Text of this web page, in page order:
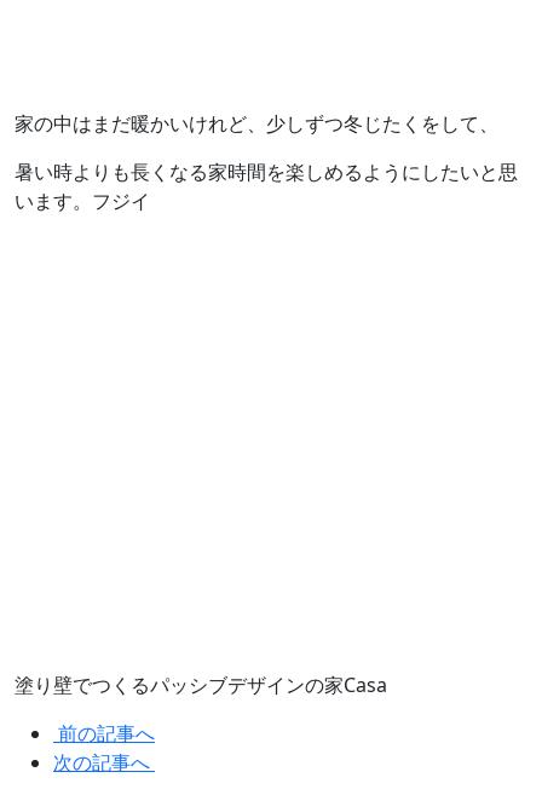
家の中はまだ暖かいけれど、少しずつ冬じたくをして、
暑い時よりも長くなる家時間を楽しめるようにしたいと思
います。フジイ
塗り壁でつくるパッシブデザインの家Casa
前の記事へ
次の記事へ